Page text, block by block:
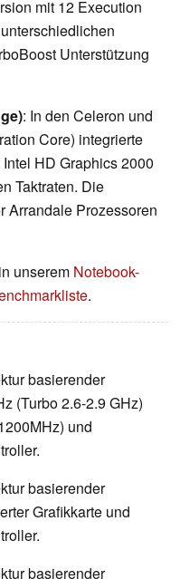
mit 12 Execution
Unterstützung
: In den Celeron und
Core) integrierte
HD Graphics 2000
Taktraten. Die
Arrandale Prozessoren
unserem Notebook-
.
basierender
(Turbo 2.6-2.9 GHz)
und
basierender
Grafikkarte und
basierender